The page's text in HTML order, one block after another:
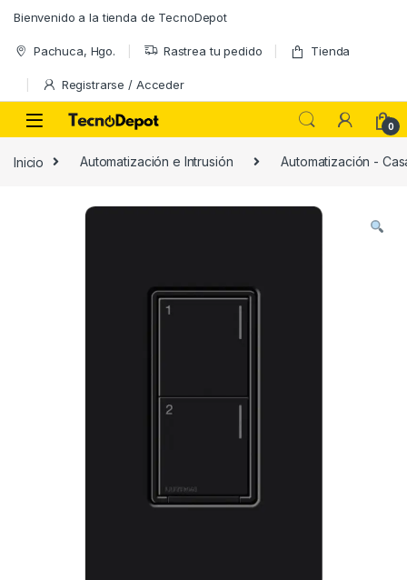
Bienvenido a la tienda de TecnoDepot
Pachuca, Hgo. Rastrea tu pedido Tienda
Registrarse / Acceder
0
Inicio Automatización e Intrusión Automatización -